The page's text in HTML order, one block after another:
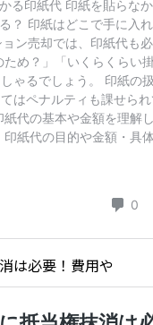
は必要！費用や